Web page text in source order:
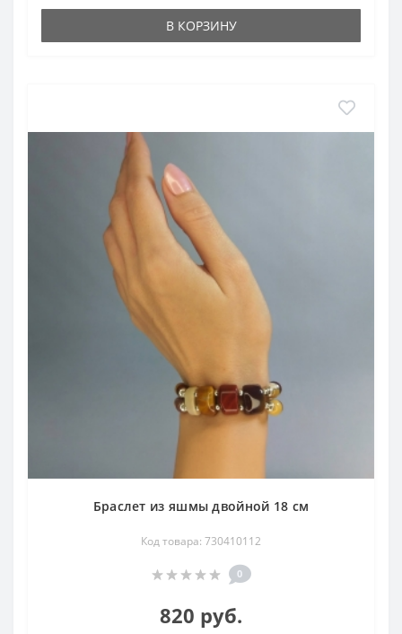
В КОРЗИНУ
Браслет из яшмы двойной 18 см
Код товара: 730410112
0
820 руб.